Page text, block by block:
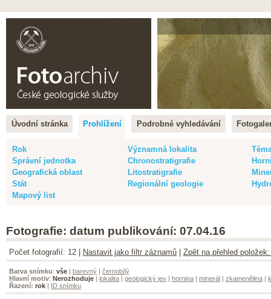
Úvodní stránka Prohlížení Podrobné vyhledávání
Rok Významná lokalita
Správní jednotka
Chronostratigrafie
Geografická oblast
Litostratigrafie
Stát
Regionální geologie
Mapový list
Fotografie: datum publikování: 07.04.16
Počet fotografií: 12 | Nastavit jako filtr záznamů Zpět na přehled
Barva snímku: vše | barevný | černobílý
Hlavní motiv: Nerozhoduje | lokalita | geologický jev | hornina | minerál | zkamenělina |
Řazení: rok | ID snímku